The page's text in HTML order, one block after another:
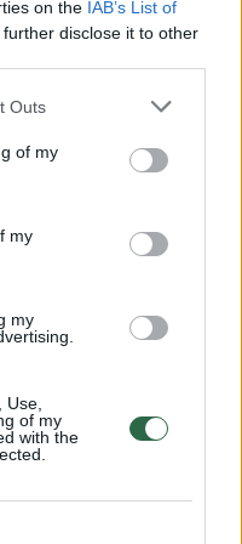
on the IAB’s List of
disclose it to other
Outs
of my
my
my
of my
with the
temperatūra kils iki
00:00:59
aplinkkelis:
įsitvirtinti